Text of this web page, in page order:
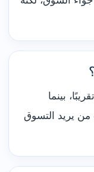
إلى 3 ساعات تقريبًا، بينما
4 إلى 5 ساعات من يريد التسوق